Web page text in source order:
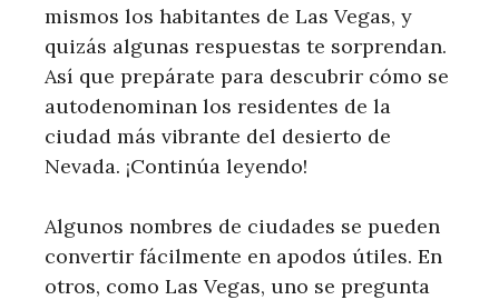
mismos los habitantes de Las Vegas, y
quizás algunas respuestas te sorprendan.
Así que prepárate para descubrir cómo se
autodenominan los residentes de la
ciudad más vibrante del desierto de
Nevada. ¡Continúa leyendo!
Algunos nombres de ciudades se pueden
convertir fácilmente en apodos útiles. En
otros, como Las Vegas, uno se pregunta